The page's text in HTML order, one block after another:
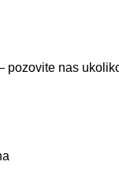
pozovite nas